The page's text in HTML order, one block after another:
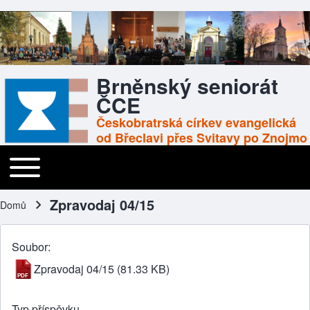
Brněnský seniorát
ČCE
Českobratrská církev evangelická
od Břeclavi přes Svitavy po Znojmo
Main navigation
Toggle main menu
Drobečková navigace
Domů Zpravodaj 04/15
Soubor
Zpravodaj 04/15 (81.33 KB)